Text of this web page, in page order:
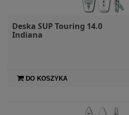
Deska SUP Touring 14.0
Indiana
DO KOSZYKA